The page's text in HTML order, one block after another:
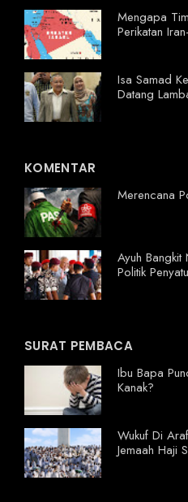
Mengapa
Perikatan
Isa Samad
Datang
KOMENTAR
Merencana
Ayuh
Politik
SURAT PEMBACA
Ibu Bapa
Kanak?
Wukuf Di
Jemaah Haji